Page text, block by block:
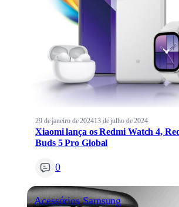
29 de janeiro de 202413 de julho de 2024
Xiaomi lança os Redmi Watch 4,
Buds 5 Pro Global
0
Acessórios Samsung